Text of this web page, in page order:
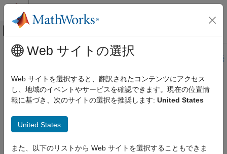
コンテンツへスキップ
オフキャンバス ナビゲーション メ
ドキュメンテーションのホーム
Aerospace Toolbox
衛星ミッション解析
Orbit
説明
メインコンテンツ
このページは機械翻訳を使用して翻訳されました。最新版の英語
Orbit
軌道可視化衛星オブジェクト
R2024a 以降
Web サイトの選択
Web サイトを選択すると、翻訳されたコンテンツにアクセス
し、地域のイベントやサービスを確認できます。現在の位置情
報に基づき、次のサイトの選択を推奨します: United States
United States
また、以下のリストから Web サイトを選択することもできま